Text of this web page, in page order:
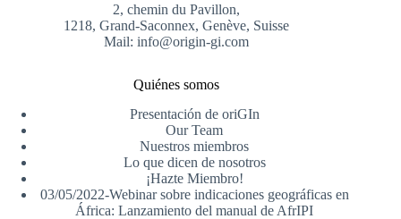
2, chemin du Pavillon,
1218, Grand-Saconnex, Genève, Suisse
Mail: info@origin-gi.com
Quiénes somos
Presentación de oriGIn
Our Team
Nuestros miembros
Lo que dicen de nosotros
¡Hazte Miembro!
03/05/2022-Webinar sobre indicaciones geográficas en
África: Lanzamiento del manual de AfrIPI